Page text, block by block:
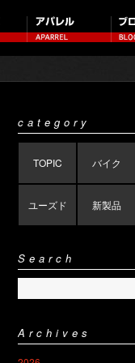
category
TOPIC バイク
ユーズド 新製品
Search
Archives